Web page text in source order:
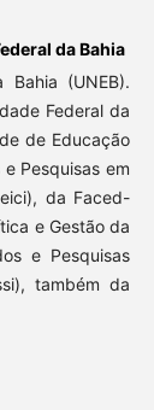
da Bahia
(UNEB).
Federal da
de Educação
Pesquisas em
da Faced-
e Gestão da
e Pesquisas
também da